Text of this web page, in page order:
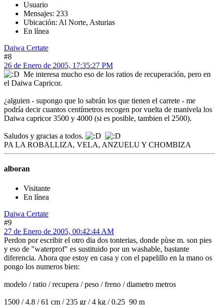
Usuario
Mensajes: 233
Ubicación: Al Norte, Asturias
En línea
Daiwa Certate
#8
26 de Enero de 2005, 17:35:27 PM
Me interesa mucho eso de los ratios de recuperación, pero en
el Daiwa Capricor.
¿alguien - supongo que lo sabrán los que tienen el carrete - me
podría decir cuantos centímetros recogen por vuelta de manivela los
Daiwa capricor 3500 y 4000 (si es posible, tambien el 2500).
Saludos y gracias a todos.
PA LA ROBALLIZA, VELA, ANZUELU Y CHOMBIZA
alboran
Visitante
En línea
Daiwa Certate
#9
27 de Enero de 2005, 00:42:44 AM
Perdon por escribir el otro dia dos tonterias, donde pùse m. son pies
y eso de "waterprof" es sustituido por un washable, bastante
diferencia. Ahora que estoy en casa y con el papelillo en la mano os
pongo los numeros bien:
modelo / ratio / recupera / peso / freno / diametro metros
1500 / 4.8 / 61 cm / 235 gr / 4 kg / 0.25 90 m